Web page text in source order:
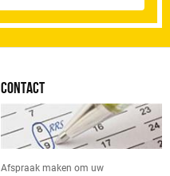
CONTACT
Afspraak maken om uw